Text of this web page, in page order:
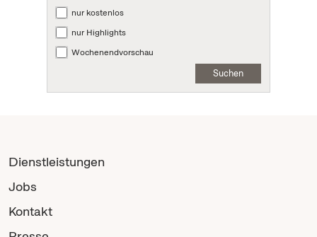
nur kostenlos
nur Highlights
Wochenendvorschau
Suchen
Dienstleistungen
Jobs
Kontakt